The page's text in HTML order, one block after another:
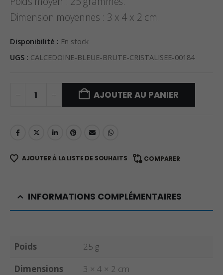
Dimension moyennes : 3 x 4 x 2 cm.
Disponibilité : En stock
UGS : CALCEDOINE-BLEUE-BRUTE-CRISTALISEE-00184
AJOUTER AU PANIER
AJOUTER À LA LISTE DE SOUHAITS COMPARER
INFORMATIONS COMPLÉMENTAIRES
Poids
25 g
Dimensions
3 × 4 × 2 cm